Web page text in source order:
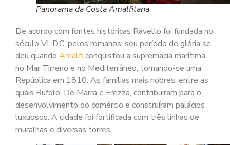
Panorama da Costa Amalfitana
De acordo com fontes históricas Ravello foi fundada no
século VI. D.C. pelos romanos, seu período de glória se
deu quando Amalfi conquistou a supremacia marítima
no Mar Tirreno e no Mediterrâneo, tornando-se uma
República em 1810. As famílias mais nobres, entre as
quais Rufolo, De Marra e Frezza, contribuiram para o
desenvolvimento do comércio e construíram palácios
luxuosos. A cidade foi fortificada com três linhas de
muralhas e diversas torres.